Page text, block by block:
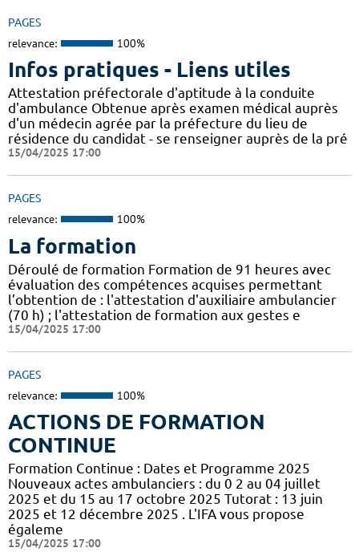
PAGES
relevance: 100%
Infos pratiques - Liens utiles
Attestation préfectorale d'aptitude à la conduite
d'ambulance Obtenue après examen médical auprès
d'un médecin agrée par la préfecture du lieu de
résidence du candidat - se renseigner auprès de la pré
15/04/2025 17:00
PAGES
relevance: 100%
La formation
Déroulé de formation Formation de 91 heures avec
évaluation des compétences acquises permettant
l’obtention de : l'attestation d'auxiliaire ambulancier
(70 h) ; l'attestation de formation aux gestes e
15/04/2025 17:00
PAGES
relevance: 100%
ACTIONS DE FORMATION
CONTINUE
Formation Continue : Dates et Programme 2025
Nouveaux actes ambulanciers : du 0 2 au 04 juillet
2025 et du 15 au 17 octobre 2025 Tutorat : 13 juin
2025 et 12 décembre 2025 . L'IFA vous propose
égaleme
15/04/2025 17:00